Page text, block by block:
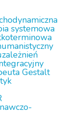
systemowa
Gestalt